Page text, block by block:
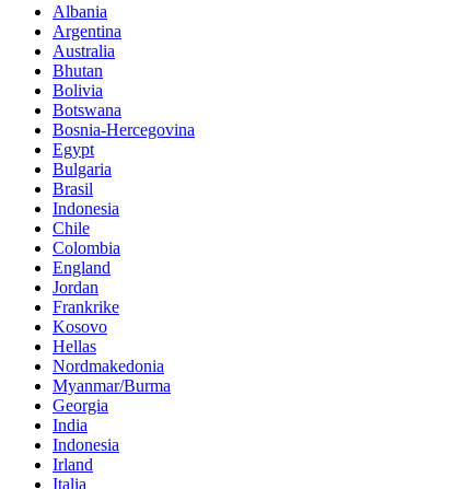
Albania
Argentina
Australia
Bhutan
Bolivia
Botswana
Bosnia-Hercegovina
Egypt
Bulgaria
Brasil
Indonesia
Chile
Colombia
England
Jordan
Frankrike
Kosovo
Hellas
Nordmakedonia
Myanmar/Burma
Georgia
India
Indonesia
Irland
Italia